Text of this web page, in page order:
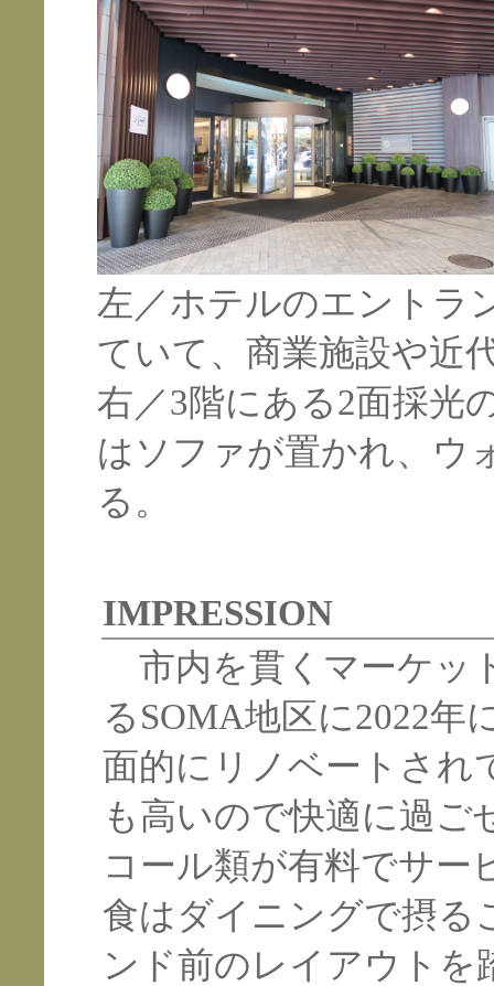
左／ホテルのエントラ
ていて、商業施設や近
右／3階にある2面採光
はソファが置かれ、ウ
る。
IMPRESSION
市内を貫くマーケッ
るSOMA地区に2022年
面的にリノベートされ
も高いので快適に過
コール類が有料でサー
食はダイニングで摂る
ンド前のレイアウト